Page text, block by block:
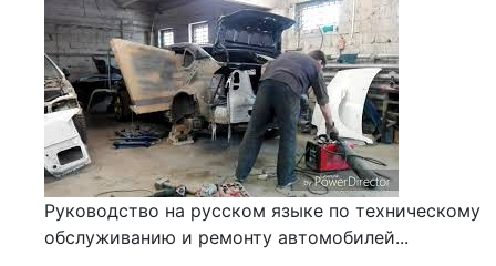
Руководство на русском языке по техническому
обслуживанию и ремонту автомобилей...